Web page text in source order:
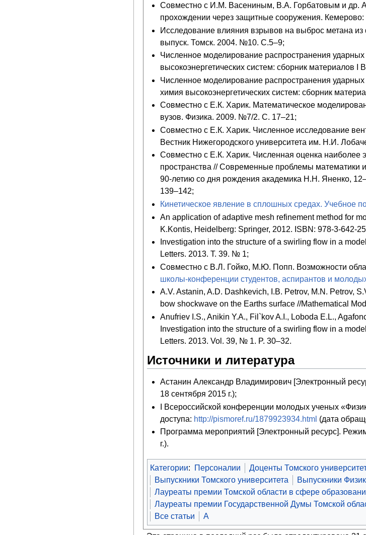
Совместно с И.М. Васениным, В.А. Горбатовым и др.
прохождении через защитные сооружения. Кемерово:
Исследование влияния взрывов на выброс метана
выпуск. Томск. 2004. №10. С.5–9;
Численное моделирование распространения
высокоэнергетических систем: сборник материалов
Численное моделирование распространения
химия высокоэнергетических систем: сборник
Совместно с Е.К. Харик. Математическое
вузов. Физика. 2009. №7/2. С. 17–21;
Совместно с Е.К. Харик. Численное исследование
Вестник Нижегородского университета им. Н.И.
Совместно с Е.К. Харик. Численная оценка
пространства // Современные проблемы математики
90-летию со дня рождения академика Н.Н. Яненко,
139–142;
Кинетическое явление в сплошных средах. Учебное
An application of adaptive mesh refinement method for
K.Kontis, Heidelberg: Springer, 2012. ISBN: 978-3-642-
Investigation into the structure of a swirling flow in a
Letters. 2013. Т. 39. № 1;
Совместно с В.Л. Гойко, М.Ю. Попп. Возможности
школы-конференции студентов, аспирантов и
A.V. Astanin, A.D. Dashkevich, I.B. Petrov, M.N. Petrov,
bow shockwave on the Earths surface //Mathematical
Anufriev I.S., Anikin Y.A., Fil`kov A.I., Loboda E.L.,
Investigation into the structure of a swirling flow in a
Letters. 2013. Vol. 39, № 1. P. 30–32.
Источники и литература
Астанин Александр Владимирович [Электронный
18 сентября 2015 г.);
I Всероссийской конференции молодых ученых
доступа: http://pismoref.ru/1879923934.html (дата
Программа мероприятий [Электронный ресурс].
г.).
Категории: Персоналии Доценты Томского
Выпускники Томского университета
Выпускники
Лауреаты премии Томской области в сфере
Лауреаты премии Государственной Думы Томской
Все статьи
А